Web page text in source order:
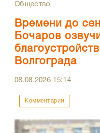
Общество
Времени до
Бочаров
Волгограда
08.08.2026 15:14
Комментарии